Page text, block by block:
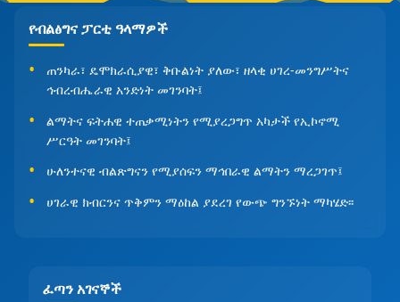
የብልፅግና ፓርቲ ዓላማዎች
ጠንካራ፣ ዴሞክራሲያዊ፣ ቅቡልነት ያለው፣ ዘላቂ ሀገረ-መንግሥትና
ኅብረብሔራዊ አንድነት መገንባት፤
ልማትና ፍትሐዊ ተጠቃሚነትን የሚያረጋግጥ አካታች የኢኮኖሚ
ሥርዓት መገንባት፤
ሁለንተናዊ ብልጽግናን የሚያሰፍን ማኅበራዊ ልማትን ማረጋገጥ፤
ሀገራዊ ክብርንና ጥቅምን ማዕከል ያደረገ የውጭ ግንኙነት ማካሄድ፡፡
ፈጣን አገናኞች